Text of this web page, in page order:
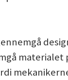
materialet